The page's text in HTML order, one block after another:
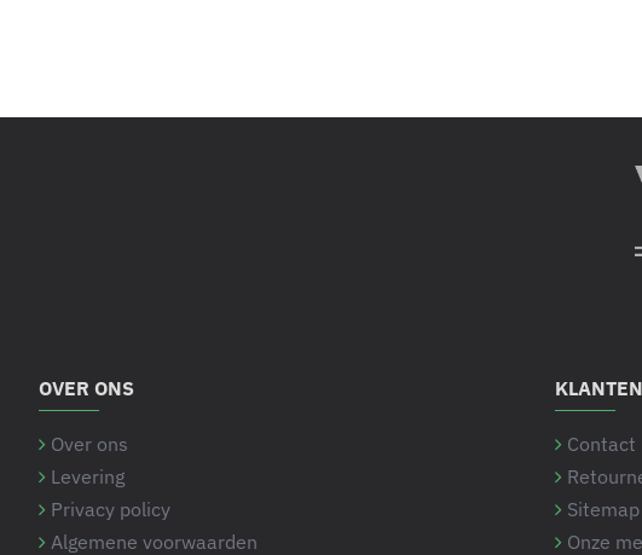
OVER ONS
Over ons
Levering
Privacy policy
Algemene voorwaarden
Contact
Sitemap
Onze